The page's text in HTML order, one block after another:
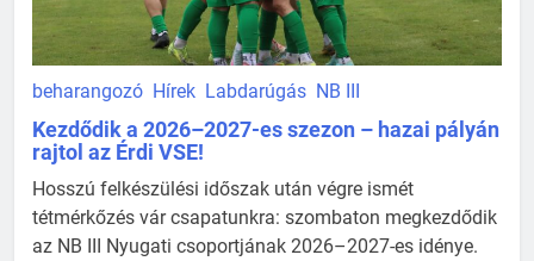
beharangozó Hírek Labdarúgás NB III
Kezdődik a 2026–2027-es szezon – hazai pályán
rajtol az Érdi VSE!
Hosszú felkészülési időszak után végre ismét
tétmérkőzés vár csapatunkra: szombaton megkezdődik
az NB III Nyugati csoportjának 2026–2027-es idénye.